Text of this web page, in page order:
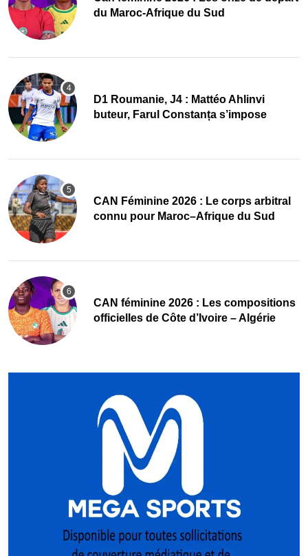
du Maroc-Afrique du Sud
D1 Roumanie, J4 : Mattéo Ahlinvi
buteur, Farul Constanța s’impose
‎CAN Féminine 2026 : Le corps arbitral
connu pour Maroc–Afrique du Sud
‎CAN féminine 2026 : Les compositions
officielles de Côte d’Ivoire – Algérie